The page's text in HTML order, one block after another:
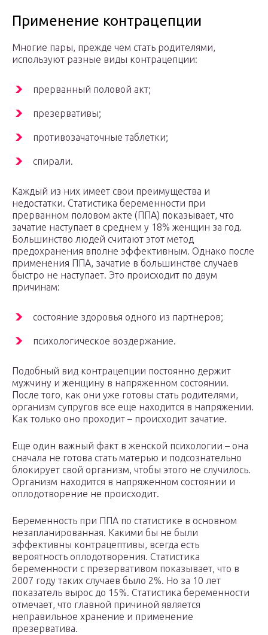
Применение контрацепции
Многие пары, прежде чем стать родителями,
используют разные виды контрацепции:
прерванный половой акт;
презервативы;
противозачаточные таблетки;
спирали.
Каждый из них имеет свои преимущества и
недостатки. Статистика беременности при
прерванном половом акте (ППА) показывает, что
зачатие наступает в среднем у 18% женщин за год.
Большинство людей считают этот метод
предохранения вполне эффективным. Однако после
применения ППА, зачатие в большинстве случаев
быстро не наступает. Это происходит по двум
причинам:
состояние здоровья одного из партнеров;
психологическое воздержание.
Подобный вид контрацепции постоянно держит
мужчину и женщину в напряженном состоянии.
После того, как они уже готовы стать родителями,
организм супругов все еще находится в напряжении.
Как только оно проходит – происходит зачатие.
Еще один важный факт в женской психологии – она
сначала не готова стать матерью и подсознательно
блокирует свой организм, чтобы этого не случилось.
Организм находится в напряженном состоянии и
оплодотворение не происходит.
Беременность при ППА по статистике в основном
незапланированная. Какими бы не были
эффективны контрацептивы, всегда есть
вероятность оплодотворения. Статистика
беременности с презервативом показывает, что в
2007 году таких случаев было 2%. Но за 10 лет
показатель вырос до 15%. Статистика беременности
отмечает, что главной причиной является
неправильное хранение и применение
презерватива.